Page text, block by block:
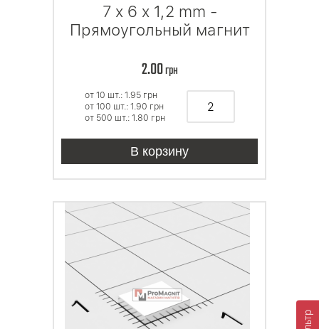
7 x 6 x 1,2 mm -
Прямоугольный магнит
2.00грн
от 10 шт.: 1.95 грн
от 100 шт.: 1.90 грн
от 500 шт.: 1.80 грн
В корзину